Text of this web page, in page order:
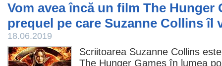
Vom avea încă un film The Hunger
prequel pe care Suzanne Collins îl
18.06.2019
Scriitoarea Suzanne Collins
The Hunger Games în lumea